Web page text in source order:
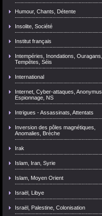
Humour, Chants, Détente
Insolite, Société
Institut français
Intempéries, Inondations, Ouragans,
Tempêtes, Séis
International
Internet, Cyber-attaques, Anonymus,
Espionnage, NS
Intrigues - Assassinats, Attentats
Inversion des pôles magnétiques,
Anomalies, Brèche
Irak
Islam, Iran, Syrie
Islam, Moyen Orient
Israël, Libye
Israël, Palestine, Colonisation